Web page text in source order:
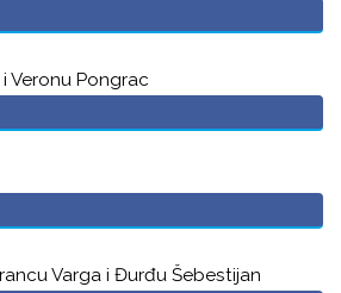
Veronu Pongrac
Varga i Đurđu Šebestijan